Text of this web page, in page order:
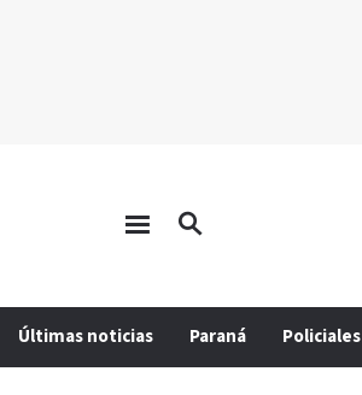
Últimas noticias Paraná Policiales